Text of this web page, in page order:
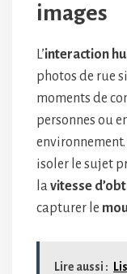
images
L’interaction
photos de rue
moments de
personnes ou
isoler le sujet
lavitesse
capturer le
Lire aussi :